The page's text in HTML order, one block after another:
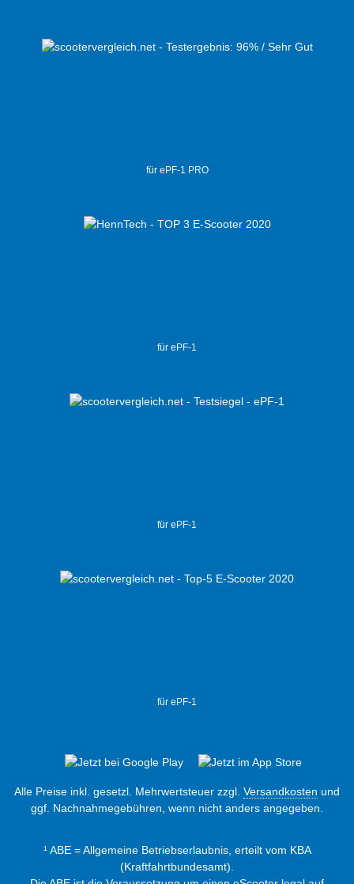
für ePF-1 PRO
für ePF-1
für ePF-1
für ePF-1
Alle Preise inkl. gesetzl. Mehrwertsteuer zzgl. Versandkosten und
ggf. Nachnahmegebühren, wenn nicht anders angegeben.
¹ ABE = Allgemeine Betriebserlaubnis, erteilt vom KBA
(Kraftfahrtbundesamt).